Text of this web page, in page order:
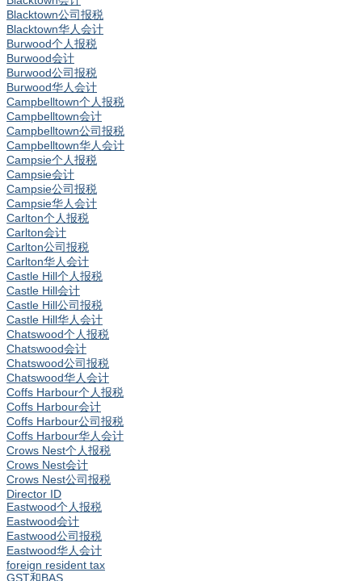
Blacktown公司报税
Blacktown华人会计
Burwood个人报税
Burwood会计
Burwood公司报税
Burwood华人会计
Campbelltown个人报税
Campbelltown会计
Campbelltown公司报税
Campbelltown华人会计
Campsie个人报税
Campsie会计
Campsie公司报税
Campsie华人会计
Carlton个人报税
Carlton会计
Carlton公司报税
Carlton华人会计
Castle Hill个人报税
Castle Hill会计
Castle Hill公司报税
Castle Hill华人会计
Chatswood个人报税
Chatswood会计
Chatswood公司报税
Chatswood华人会计
Coffs Harbour个人报税
Coffs Harbour会计
Coffs Harbour公司报税
Coffs Harbour华人会计
Crows Nest个人报税
Crows Nest会计
Crows Nest公司报税
Director ID
Eastwood个人报税
Eastwood会计
Eastwood公司报税
Eastwood华人会计
foreign resident tax
GST和BAS